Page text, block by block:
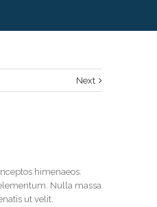
Next
himenaeos.
Nulla massa
ut velit.